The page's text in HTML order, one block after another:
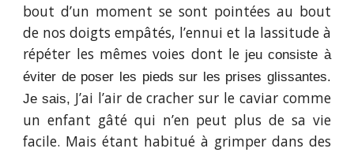
bout d’un moment se sont pointées au bout
de nos doigts empâtés, l’ennui et la lassitude à
répéter les mêmes voies dont le jeu consiste à
éviter de poser les pieds sur les prises glissantes.
Je sais, J’ai l’air de cracher sur le caviar comme
un enfant gâté qui n’en peut plus de sa vie
facile. Mais étant habitué à grimper dans des